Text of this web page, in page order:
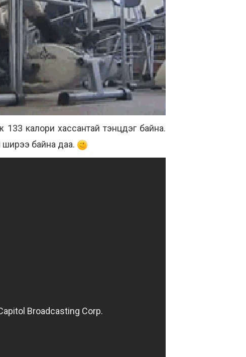
калори хассантай тэнцдэг байна.
ширээ байна даа.